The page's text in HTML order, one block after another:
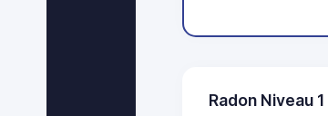
Radon Niveau 1